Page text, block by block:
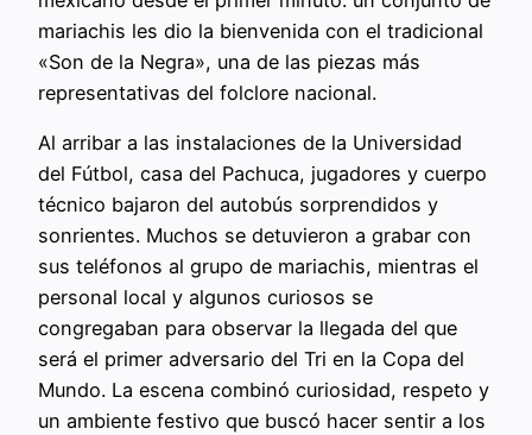
mariachis les dio la bienvenida con el tradicional
«Son de la Negra», una de las piezas más
representativas del folclore nacional.
Al arribar a las instalaciones de la Universidad
del Fútbol, casa del Pachuca, jugadores y cuerpo
técnico bajaron del autobús sorprendidos y
sonrientes. Muchos se detuvieron a grabar con
sus teléfonos al grupo de mariachis, mientras el
personal local y algunos curiosos se
congregaban para observar la llegada del que
será el primer adversario del Tri en la Copa del
Mundo. La escena combinó curiosidad, respeto y
un ambiente festivo que buscó hacer sentir a los